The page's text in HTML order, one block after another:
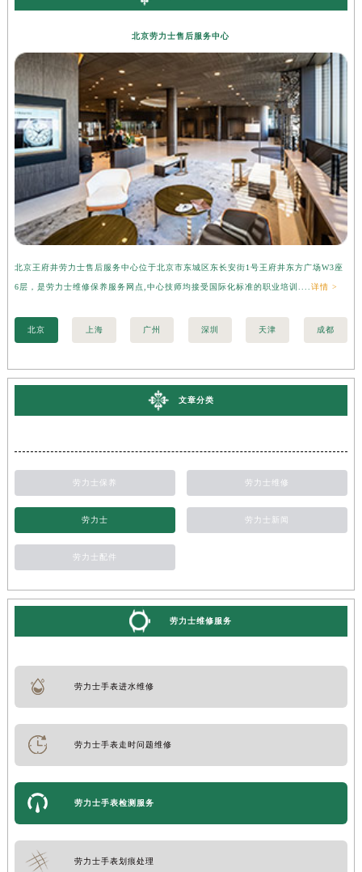
北京劳力士售后服务中心
北京王府井劳力士售后服务中心位于北京市东城区东长安街1号王府井东方广场W3座
6层，是劳力士维修保养服务网点,中心技师均接受国际化标准的职业培训....详情 >
北京 上海 广州 深圳 天津 成都
文章分类
劳力士保养 劳力士维修
劳力士 劳力士新闻
劳力士配件
劳力士维修服务
劳力士手表进水维修
劳力士手表走时问题维修
劳力士手表检测服务
劳力士手表划痕处理